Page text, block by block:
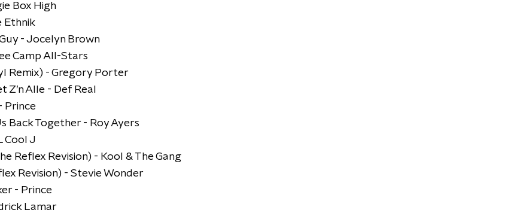
Box High
Ethnik
- Jocelyn Brown
Camp All-Stars
Remix) - Gregory Porter
Z’n Alle - Def Real
Prince
Back Together - Roy Ayers
Cool J
Reflex Revision) - Kool & The Gang
Revision) - Stevie Wonder
- Prince
Lamar